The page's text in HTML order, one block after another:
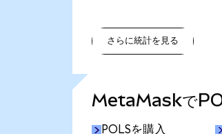
さらに統計を見る
MetaMaskで
POLSを購入